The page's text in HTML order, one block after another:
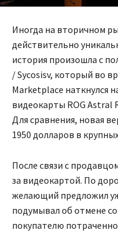
Иногда на вторичном
действительно
история произошла с
/ Sycosisv, который во
Marketplace наткнулся
видеокарты ROG Astral
Для сравнения, новая
1950 долларов в
После связи с
за видеокартой. По
желающий предложил
подумывал об отмене
покупателю